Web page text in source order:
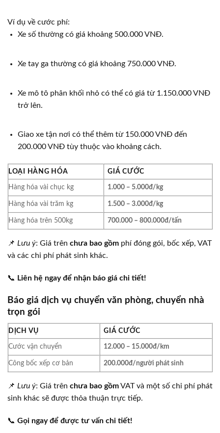
Ví dụ về cước phí:
Xe số thường có giá khoảng 500.000 VNĐ.
Xe tay ga thường có giá khoảng 750.000 VNĐ.
Xe mô tô phân khối nhỏ có thể có giá từ 1.150.000 VNĐ
trở lên.
Giao xe tận nơi có thể thêm từ 150.000 VNĐ đến
200.000 VNĐ tùy thuộc vào khoảng cách.
LOẠI HÀNG HÓA GIÁ CƯỚC
Hàng hóa vài chục kg 1.000 – 5.000đ/kg
Hàng hóa vài trăm kg 1.500 – 3.000đ/kg
Hàng hóa trên 500kg 700.000 – 800.000đ/tấn
📌 Lưu ý: Giá trên chưa bao gồm phí đóng gói, bốc xếp, VAT
và các chi phí phát sinh khác.
📞 Liên hệ ngay để nhận báo giá chi tiết!
Báo giá dịch vụ chuyển văn phòng, chuyển nhà
trọn gói
DỊCH VỤ GIÁ CƯỚC
Cước vận chuyển 12.000 – 15.000đ/km
Công bốc xếp cơ bản 200.000đ/người phát sinh
📌 Lưu ý: Giá trên chưa bao gồmVAT và một số chi phí phát
sinh khác sẽ được thỏa thuận trực tiếp.
📞 Gọi ngay để được tư vấn chi tiết!